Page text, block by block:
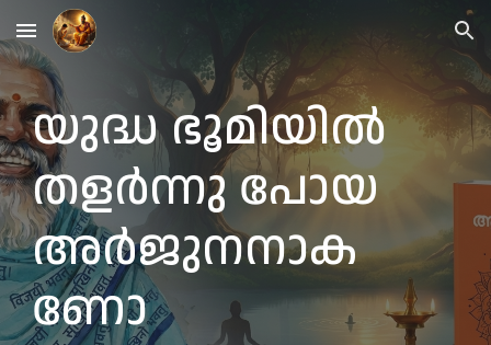
Skip to main content Skip to navigation
യുദ്ധ ഭൂമിയിൽ
തളർന്നു പോയ
അർജുനനാക
ണോ